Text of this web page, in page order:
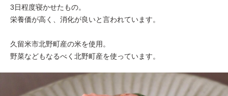
3日程度寝かせたもの。
栄養価が高く、消化が良いと言われています。
久留米市北野町産の米を使用。
野菜などもなるべく北野町産を使っています。